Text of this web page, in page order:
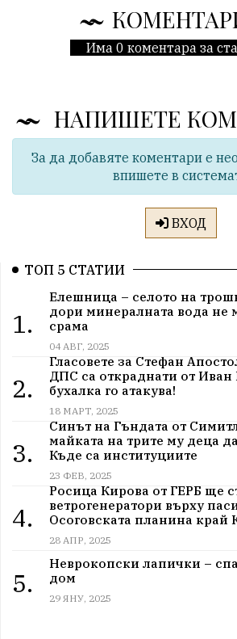
Има 0 коментара за
НАПИШЕТЕ
За да добавяте коментари е
впишете в
ВХОД
ТОП 5 СТАТИИ
1.
Елешница – селото на
дори минералната вода не
срама
04 АВГ, 2025
2.
Гласовете за Стефан
ДПС са откраднати от Иван
бухалка го атакува!
18 МАРТ, 2025
3.
Синът на Гъндата от
майката на трите му деца
Къде са институциите
23 ФЕВ, 2025
4.
Росица Кирова от ГЕРБ ще
ветрогенератори върху
Осоговската планина край
28 АПР, 2025
5.
Неврокопски лапички –
дом
29 ЯНУ, 2025